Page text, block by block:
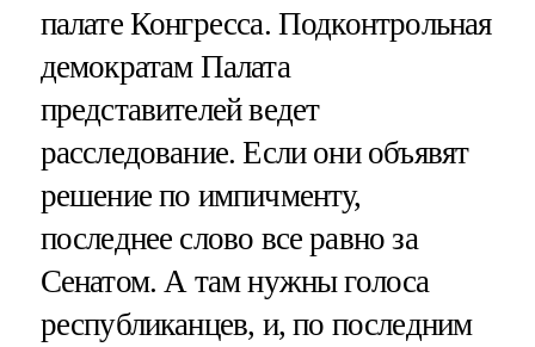
палате Конгресса. Подконтрольная
демократам Палата
представителей ведет
расследование. Если они объявят
решение по импичменту,
последнее слово все равно за
Сенатом. А там нужны голоса
республиканцев, и, по последним